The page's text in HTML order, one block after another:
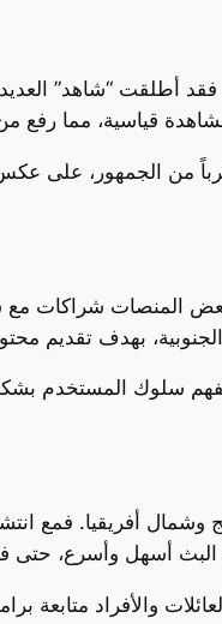
فقد أطلقت “شاهد”
من الجمهور، على عكس
المنصات شراكات مع
لفهم سلوك المستخدم
وشمال أفريقيا. فمع